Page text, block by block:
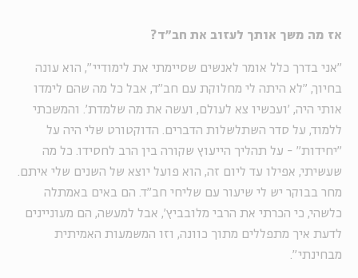
אז מה משך אותך לעזוב את חב"ד?
"אני בדרך כלל אומר לאנשים שסיימתי את לימודיי", הוא עונה
בחיוך, "לא היתה לי מחלוקת עם חב"ד, אבל כל מה שהם לימדו
אותי היה, 'ועכשיו צא לעולם, ועשה את מה שלמדת'. והמשכתי
ללמוד, על סדר השתלשלות הדברים. הדוקטורט שלי היה על
"יחידות" - על תהליך הייעוץ שקורה בין הרב לחסידו. כל מה
שעשיתי, אפילו עד ליום זה, הוא פועל יוצא של השנים שלי איתם.
מחר בבוקר יש לי שיעור עם שליחי חב"ד. הם באים באמתלה
כלשהי, כי הכרתי את הרבי מלובביץ', אבל למעשה, הם מעוניינים
לדעת איך מתפללים מתוך כוונה, וזו המשמעות האמיתית
מבחינתי".